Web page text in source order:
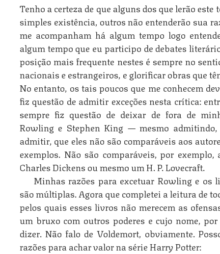
Tenho a certeza de que alguns dos que lerão
simples existência, outros não entenderão sua
me acompanham há algum tempo logo
algum tempo que eu participo de debates
posição mais frequente nestes é sempre no
nacionais e estrangeiros, e glorificar obras que
No entanto, os tais poucos que me conhecem
fiz questão de admitir exceções nesta crítica:
sempre fiz questão de deixar de fora de
Rowling e Stephen King — mesmo
admitir, que eles não são comparáveis aos
exemplos. Não são comparáveis, por
Charles Dickens ou mesmo um H. P. Lovecraft.
Minhas razões para excetuar Rowling e os
são múltiplas. Agora que completei a leitura de
pelos quais esses livros não merecem as
um bruxo com outros poderes e cujo nome,
dizer. Não falo de Voldemort, obviamente.
razões para achar valor na série Harry Potter: